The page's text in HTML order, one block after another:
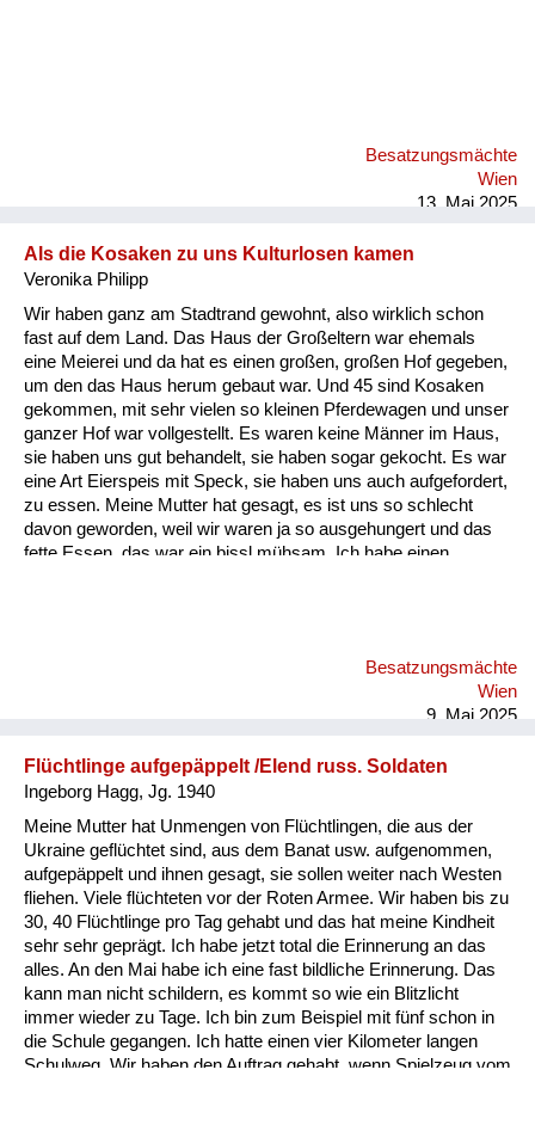
Besatzungsmächte
Wien
13. Mai 2025
Als die Kosaken zu uns Kulturlosen kamen
Veronika Philipp
Wir haben ganz am Stadtrand gewohnt, also wirklich schon
fast auf dem Land. Das Haus der Großeltern war ehemals
eine Meierei und da hat es einen großen, großen Hof gegeben,
um den das Haus herum gebaut war. Und 45 sind Kosaken
gekommen, mit sehr vielen so kleinen Pferdewagen und unser
ganzer Hof war vollgestellt. Es waren keine Männer im Haus,
sie haben uns gut behandelt, sie haben sogar gekocht. Es war
eine Art Eierspeis mit Speck, sie haben uns auch aufgefordert,
zu essen. Meine Mutter hat gesagt, es ist uns so schlecht
davon geworden, weil wir waren ja so ausgehungert und das
fette Essen, das war ein bissl mühsam. Ich habe einen
auf den Tisch geklettert, damit wir sozusagen besseren
Überblick haben über all das Gewurl. Da ist ein Offizier, der
Besatzungsmächte
Wien
9. Mai 2025
Flüchtlinge aufgepäppelt /Elend russ. Soldaten
Ingeborg Hagg, Jg. 1940
Meine Mutter hat Unmengen von Flüchtlingen, die aus der
Ukraine geflüchtet sind, aus dem Banat usw. aufgenommen,
aufgepäppelt und ihnen gesagt, sie sollen weiter nach Westen
fliehen. Viele flüchteten vor der Roten Armee. Wir haben bis zu
30, 40 Flüchtlinge pro Tag gehabt und das hat meine Kindheit
sehr sehr geprägt. Ich habe jetzt total die Erinnerung an das
alles. An den Mai habe ich eine fast bildliche Erinnerung. Das
kann man nicht schildern, es kommt so wie ein Blitzlicht
immer wieder zu Tage. Ich bin zum Beispiel mit fünf schon in
die Schule gegangen. Ich hatte einen vier Kilometer langen
Schulweg. Wir haben den Auftrag gehabt, wenn Spielzeug vom